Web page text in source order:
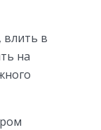
влить в
на